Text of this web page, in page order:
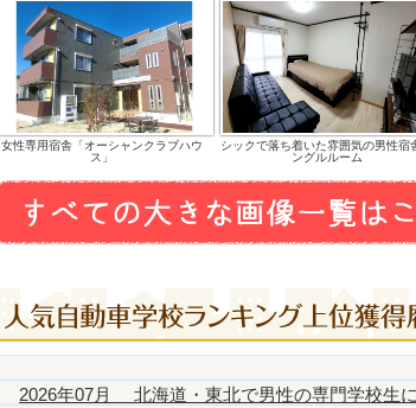
女性専用宿舎「オーシャンクラブハウ
ス」
シックで落ち着いた雰囲気の男性宿
ングルルーム
2026年07月 北海道・東北で男性の専門学校生